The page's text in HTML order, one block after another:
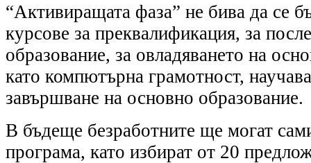
“Активиращата фаза” не бива да се
курсове за преквалификация, за
образование, за овладяването на
като компютърна грамотност,
завършване на основно
В бъдеще безработните ще могат
програма, като избират от 20